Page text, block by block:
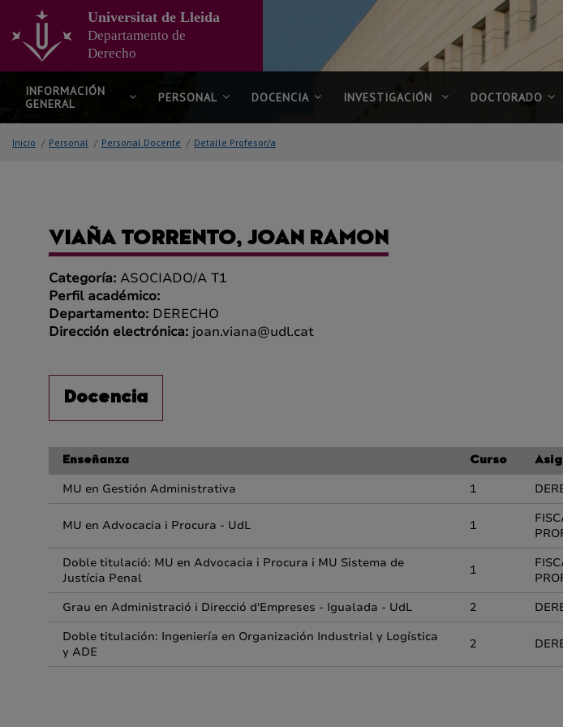
contenido
principal
de
página
Universitat de Lleida
Departamento de
Derecho
INFORMACIÓN
GENERAL
PERSONAL DOCENCIA INVESTIGACIÓN DOCTORADO
Inicio / Personal / Personal Docente / Detalle Profesor/a